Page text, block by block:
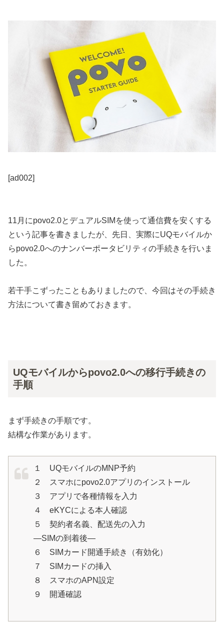
[ad002]
11月にpovo2.0とデュアルSIMを使って通信費を安くする
という記事を書きましたが、先日、実際にUQモバイルか
らpovo2.0へのナンバーポータビリティの手続きを行いま
した。
若干手こずったこともありましたので、今回はその手続き
方法について書き留めておきます。
UQモバイルからpovo2.0への移行手続きの
手順
まず手続きの手順です。
結構な作業があります。
１ UQモバイルのMNP予約
２ スマホにpovo2.0アプリのインストール
３ アプリで各種情報を入力
４ eKYCによる本人確認
５ 契約者名義、配送先の入力
—SIMの到着後—
６ SIMカード開通手続き（有効化）
７ SIMカードの挿入
８ スマホのAPN設定
９ 開通確認